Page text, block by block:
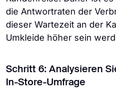
die Antwortraten der
dieser Wartezeit an der
Umkleide höher sein
Schritt 6: Analysieren
In-Store-Umfrage